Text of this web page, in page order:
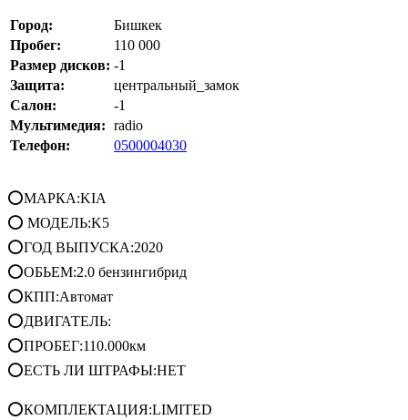
Город:
Бишкек
Пробег:
110 000
Размер дисков: -1
Защита:
центральный_замок
Салон:
-1
Мультимедия: radio
Телефон:
0500004030
⭕МАРКА:KIA
⭕ МОДЕЛЬ:K5
⭕ГОД ВЫПУСКА:2020
⭕ОБЬЕМ:2.0 бензингибрид
⭕КПП:Автомат
⭕ДВИГАТЕЛЬ:
⭕ПРОБЕГ:110.000км
⭕ЕСТЬ ЛИ ШТРАФЫ:НЕТ
⭕КОМПЛЕКТАЦИЯ:LIMITED